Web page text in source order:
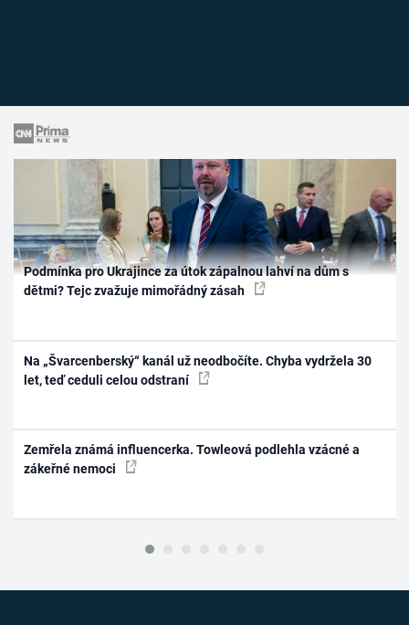
Podmínka pro Ukrajince za útok zápalnou lahví na dům s
dětmi? Tejc zvažuje mimořádný zásah
Na „Švarcenberský“ kanál už neodbočíte. Chyba vydržela 30
let, teď ceduli celou odstraní
Zemřela známá influencerka. Towleová podlehla vzácné a
zákeřné nemoci